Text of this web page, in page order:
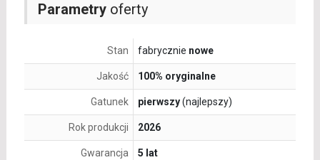
Parametryoferty
Stan fabrycznie nowe
Jakość 100% oryginalne
Gatunek pierwszy(najlepszy)
Rok produkcji 2026
Gwarancja 5 lat